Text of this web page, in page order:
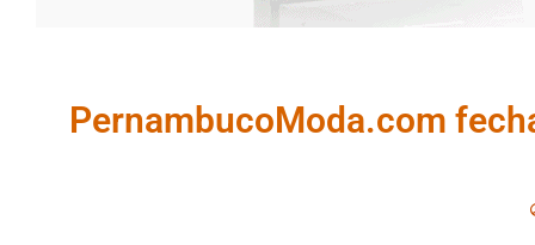
PernambucoModa.com